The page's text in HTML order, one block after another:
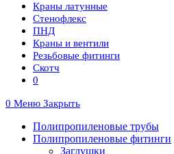
Краны латунные
Стенофлекс
ПНД
Краны и вентили
Резьбовые фитинги
Скотч
0
0 Меню Закрыть
Полипропиленовые трубы
Полипропиленовые фитинги
Заглушки